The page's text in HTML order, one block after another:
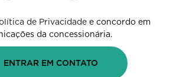
de Privacidade e concordo em
da concessionária.
ENTRAR EM CONTATO